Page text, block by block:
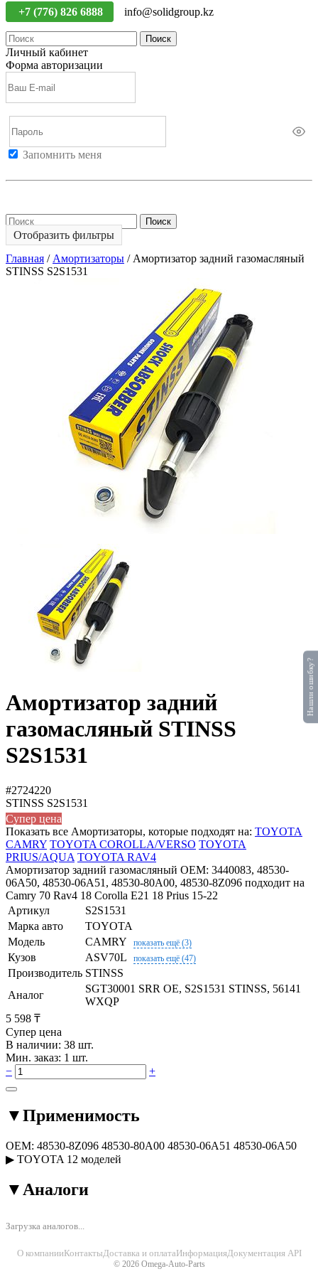
+7 (776) 826 6888 info@solidgroup.kz
Поиск
Личный кабинет
Форма авторизации
Запомнить меня
Поиск
Отобразить фильтры
Главная / Амортизаторы / Амортизатор задний газомасляный
STINSS S2S1531
Амортизатор задний
газомасляный STINSS
S2S1531
#2724220
STINSS S2S1531
Супер цена
Показать все Амортизаторы, которые подходят на: TOYOTA
CAMRY TOYOTA COROLLA/VERSO TOYOTA
PRIUS/AQUA TOYOTA RAV4
Амортизатор задний газомасляный OEM: 3440083, 48530-
06A50, 48530-06A51, 48530-80A00, 48530-8Z096 подходит на
Camry 70 Rav4 18 Corolla E21 18 Prius 15-22
Артикул
S2S1531
Марка авто
TOYOTA
Модель
CAMRY показать ещё (3)
Кузов ASV70L показать ещё (47)
Производитель STINSS
Аналог
SGT30001 SRR OE, S2S1531 STINSS, 56141
WXQP
5 598 ₸
Супер цена
В наличии: 38 шт.
Мин. заказ: 1 шт.
−
+
▼Применимость
OEM: 48530-8Z096 48530-80A00 48530-06A51 48530-06A50
▶ TOYOTA 12 моделей
▼ Аналоги
Загрузка аналогов...
О компанииКонтактыДоставка и оплатаИнформацияДокументация API
© 2026 Omega-Auto-Parts
Нашли ошибку?